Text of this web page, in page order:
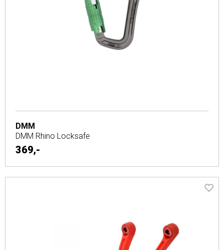
DMM
DMM Rhino Locksafe
369,-